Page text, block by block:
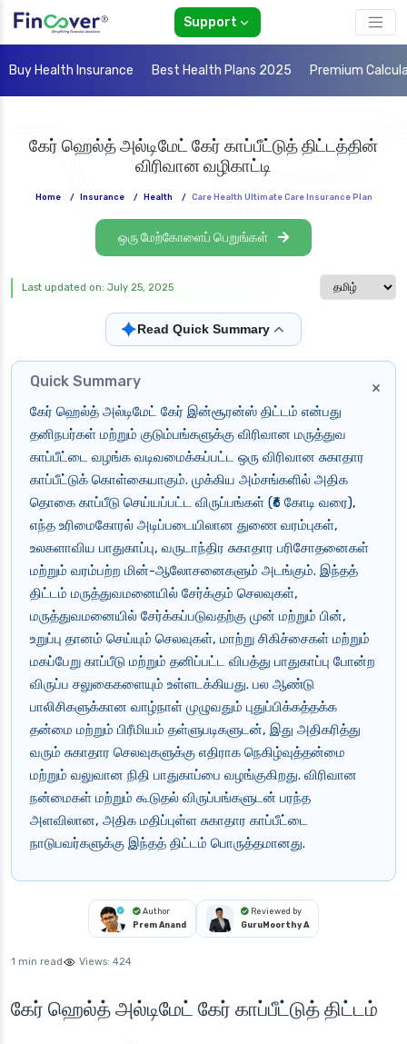
Support
Buy Health Insurance Best Health Plans 2025 Premium
கேர் ஹெல்த் அல்டிமேட் கேர் காப்பீட்டுத் திட்டத்தின்
விரிவான வழிகாட்டி
Home / Insurance / Health / Care Health Ultimate Care Insurance Plan
ஒரு மேற்கோளைப் பெறுங்கள்
Select
Last updated on: July 25, 2025
✦Read Quick Summary
×
Quick Summary
கேர் ஹெல்த் அல்டிமேட் கேர் இன்சூரன்ஸ் திட்டம் என்பது
தனிநபர்கள் மற்றும் குடும்பங்களுக்கு விரிவான மருத்துவ
காப்பீட்டை வழங்க வடிவமைக்கப்பட்ட ஒரு விரிவான சுகாதார
காப்பீட்டுக் கொள்கையாகும். முக்கிய அம்சங்களில் அதிக
தொகை காப்பீடு செய்யப்பட்ட விருப்பங்கள் (₹6 கோடி வரை),
எந்த உரிமைகோரல் அடிப்படையிலான துணை வரம்புகள்,
உலகளாவிய பாதுகாப்பு, வருடாந்திர சுகாதார பரிசோதனைகள்
மற்றும் வரம்பற்ற மின்-ஆலோசனைகளும் அடங்கும். இந்தத்
திட்டம் மருத்துவமனையில் சேர்க்கும் செலவுகள்,
மருத்துவமனையில் சேர்க்கப்படுவதற்கு முன் மற்றும் பின்,
உறுப்பு தானம் செய்யும் செலவுகள், மாற்று சிகிச்சைகள் மற்றும்
மகப்பேறு காப்பீடு மற்றும் தனிப்பட்ட விபத்து பாதுகாப்பு போன்ற
விருப்ப சலுகைகளையும் உள்ளடக்கியது. பல ஆண்டு
பாலிசிகளுக்கான வாழ்நாள் முழுவதும் புதுப்பிக்கத்தக்க
தன்மை மற்றும் பிரீமியம் தள்ளுபடிகளுடன், இது அதிகரித்து
வரும் சுகாதார செலவுகளுக்கு எதிராக நெகிழ்வுத்தன்மை
மற்றும் வலுவான நிதி பாதுகாப்பை வழங்குகிறது. விரிவான
நன்மைகள் மற்றும் கூடுதல் விருப்பங்களுடன் பரந்த
அளவிலான, அதிக மதிப்புள்ள சுகாதார காப்பீட்டை
நாடுபவர்களுக்கு இந்தத் திட்டம் பொருத்தமானது.
Author
Prem Anand
Reviewed by
GuruMoorthy A
1 min read Views: 424
கேர் ஹெல்த் அல்டிமேட் கேர் காப்பீட்டுத் திட்டம்